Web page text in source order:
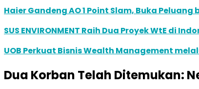
Haier Gandeng AO 1 Point Slam, Buka
SUS ENVIRONMENT Raih Dua Proyek WtE di
UOB Perkuat Bisnis Wealth Management
Dua Korban Telah Ditemukan: